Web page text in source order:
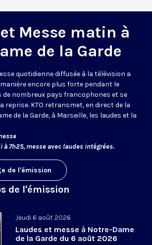
Messe matin à
de la Garde
quotidienne diffusée à la télévision a
manière encore plus forte pendant le
nombreux pays francophones et se
reprise. KTO retransmet, en direct de la
de la Garde, à Marseille, les laudes et la
à 7h25, messe avec laudes intégrées.
de l'émission
de l'émission
Jeudi 6 août 2026
Laudes et messe à Notre-Dame
de la Garde du 6 août 2026